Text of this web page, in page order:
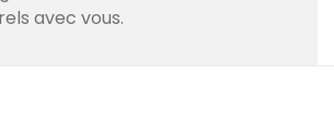
avec vous.